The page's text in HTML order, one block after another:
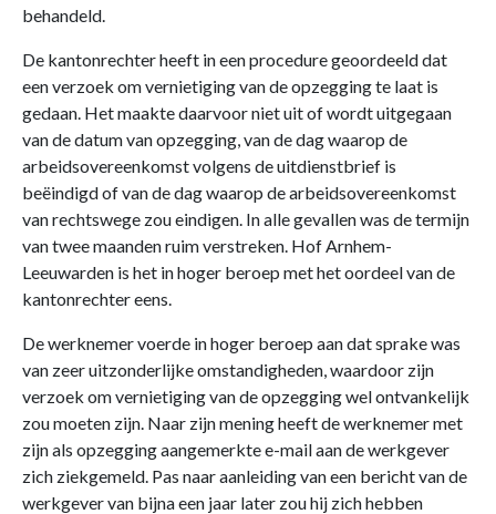
behandeld.
De kantonrechter heeft in een procedure geoordeeld dat
een verzoek om vernietiging van de opzegging te laat is
gedaan. Het maakte daarvoor niet uit of wordt uitgegaan
van de datum van opzegging, van de dag waarop de
arbeidsovereenkomst volgens de uitdienstbrief is
beëindigd of van de dag waarop de arbeidsovereenkomst
van rechtswege zou eindigen. In alle gevallen was de termijn
van twee maanden ruim verstreken. Hof Arnhem-
Leeuwarden is het in hoger beroep met het oordeel van de
kantonrechter eens.
De werknemer voerde in hoger beroep aan dat sprake was
van zeer uitzonderlijke omstandigheden, waardoor zijn
verzoek om vernietiging van de opzegging wel ontvankelijk
zou moeten zijn. Naar zijn mening heeft de werknemer met
zijn als opzegging aangemerkte e-mail aan de werkgever
zich ziekgemeld. Pas naar aanleiding van een bericht van de
werkgever van bijna een jaar later zou hij zich hebben